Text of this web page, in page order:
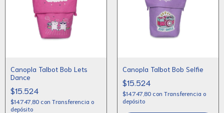
Canopla Talbot Bob Lets
Dance
$15.524
$14.747,80 con Transferencia o
depósito
Canopla Talbot Bob Selfie
$15.524
$14.747,80 con Transferencia o
depósito